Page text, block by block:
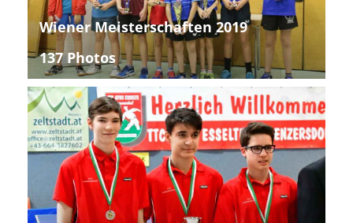
Wiener Meisterschaften 2019
137 Photos